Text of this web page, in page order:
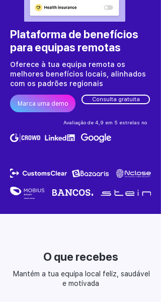
Plataforma de benefícios
para equipas remotas
Oferece à tua equipa remota os
melhores benefícios locais, alinhados
com os padrões regionais
Marca uma demo
Consulta gratuita
Avaliação de 4,9 em 5 estrelas no
O que recebes
Mantém a tua equipa local feliz, saudável
e motivada